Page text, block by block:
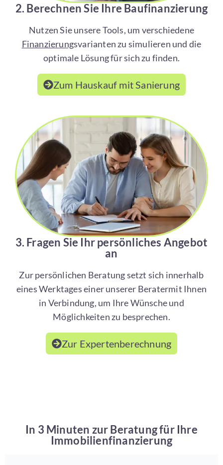
2. Berechnen Sie Ihre Baufinanzierung
Nutzen Sie unsere Tools, um verschiedene
Finanzierungsvarianten zu simulieren und die
optimale Lösung für sich zu finden.
Zum Hauskauf mit Sanierung
3. Fragen Sie Ihr persönliches Angebot
an
Zur persönlichen Beratung setzt sich innerhalb
eines Werktages einer unserer Beratermit Ihnen
in Verbindung, um Ihre Wünsche und
Möglichkeiten zu besprechen.
Zur Expertenberechnung
In 3 Minuten zur Beratung für Ihre
Immobilienfinanzierung